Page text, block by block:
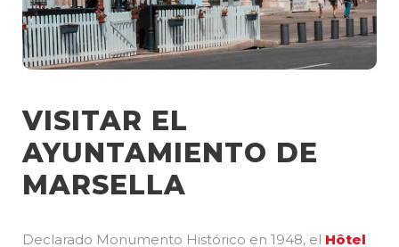
VISITAR EL
AYUNTAMIENTO DE
MARSELLA
Declarado Monumento Histórico en 1948, el Hôtel